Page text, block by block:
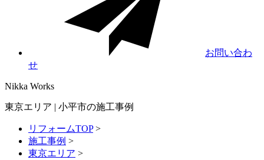
お問い合わ
せ
Nikka Works
東京エリア | 小平市の施工事例
リフォームTOP>
施工事例 >
東京エリア >